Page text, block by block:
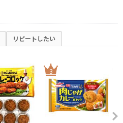
リピートしたい
3